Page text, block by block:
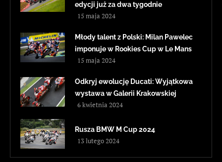
edycji już za dwa tygodnie
15 maja 2024
Młody talent z Polski: Milan Pawelec
imponuje w Rookies Cup w Le Mans
15 maja 2024
Odkryj ewolucję Ducati: Wyjątkowa
wystawa w Galerii Krakowskiej
6 kwietnia 2024
Rusza BMW M Cup 2024
13 lutego 2024